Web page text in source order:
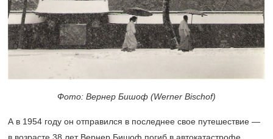
Фото: Вернер Бишоф (Werner Bischof)
А в 1954 году он отправился в последнее свое путешествие —
в возрасте 38 лет Вернер Бишоф погиб в автокатастрофе